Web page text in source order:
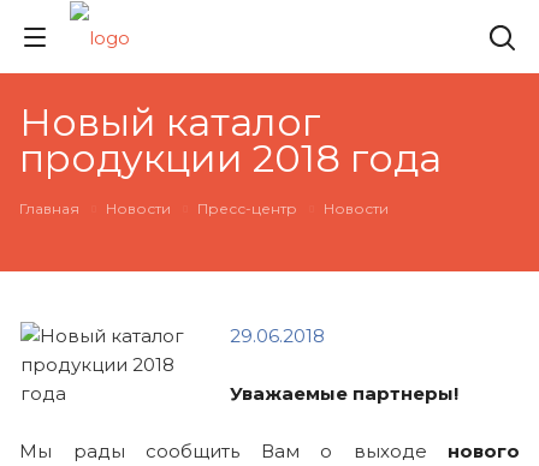
Новый каталог
продукции 2018 года
Главная Новости Пресс-центр Новости
29.06.2018
Уважаемые партнеры!
Мы рады сообщить Вам о выходе нового